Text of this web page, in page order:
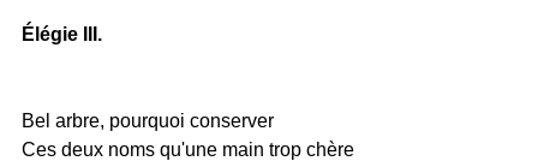
Élégie III.
Bel arbre, pourquoi conserver
Ces deux noms qu'une main trop chère